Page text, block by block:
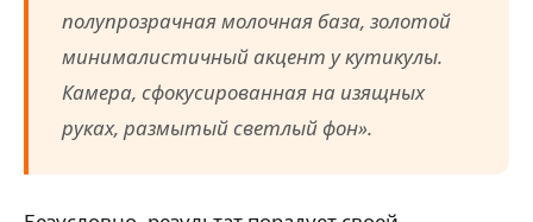
полупрозрачная молочная база, золотой
минималистичный акцент у кутикулы.
Камера, сфокусированная на изящных
руках, размытый светлый фон».